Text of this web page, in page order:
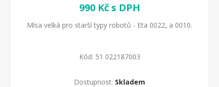
990 Kč s DPH
Mísa velká pro starší typy robotů - Eta 0022, a 0010.
Kód: 51 022187003
Dostupnost: Skladem